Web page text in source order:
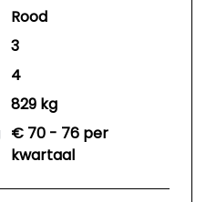
Rood
3
4
829 kg
€ 70 - 76 per
kwartaal